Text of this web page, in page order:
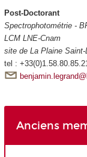
Post-Doctorant
Spectrophotométrie -
LCM LNE-Cnam
site de La Plaine
tel : +33(0)1.58.80.85.21
Anciens